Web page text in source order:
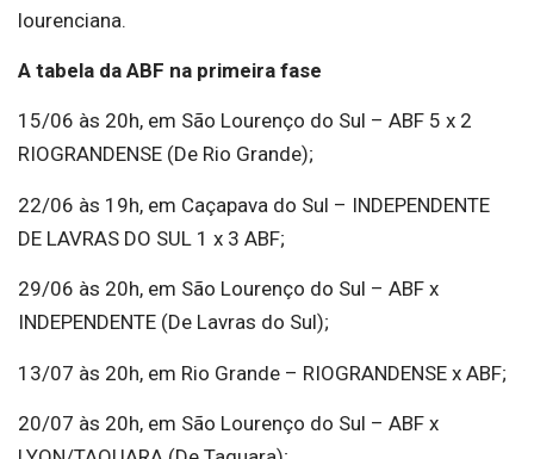
lourenciana.
A tabela da ABF na primeira fase
15/06 às 20h, em São Lourenço do Sul – ABF 5 x 2
RIOGRANDENSE (De Rio Grande);
22/06 às 19h, em Caçapava do Sul – INDEPENDENTE
DE LAVRAS DO SUL 1 x 3 ABF;
29/06 às 20h, em São Lourenço do Sul – ABF x
INDEPENDENTE (De Lavras do Sul);
13/07 às 20h, em Rio Grande – RIOGRANDENSE x ABF;
20/07 às 20h, em São Lourenço do Sul – ABF x